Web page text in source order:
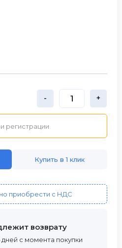
- +
регистрации
Купить в 1 клик
приобрести с НДС
возврату
дней с момента покупки